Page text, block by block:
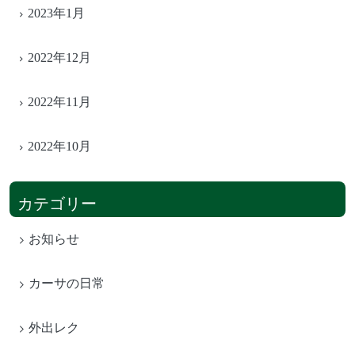
2023年1月
2022年12月
2022年11月
2022年10月
カテゴリー
お知らせ
カーサの日常
外出レク